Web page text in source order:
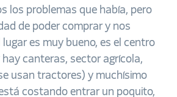
los problemas que había, pero
de poder comprar y nos
lugar es muy bueno, es el centro
hay canteras, sector agrícola,
usan tractores) y muchísimo
costando entrar un poquito,